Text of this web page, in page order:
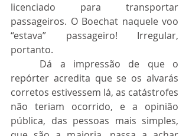
licenciado para transportar
passageiros. O Boechat naquele voo
“estava” passageiro! Irregular,
portanto.
repórter acredita que se os alvarás
corretos estivessem lá, as catástrofes
não teriam ocorrido, e a opinião
pública, das pessoas mais simples,